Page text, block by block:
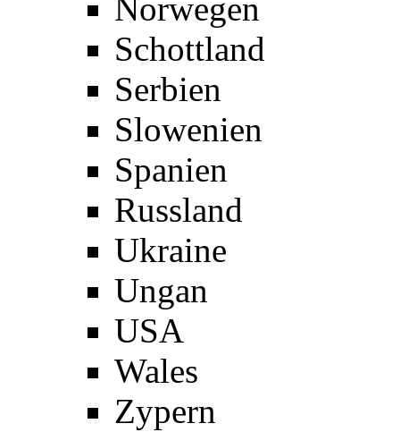
Norwegen
Schottland
Serbien
Slowenien
Spanien
Russland
Ukraine
Ungan
USA
Wales
Zypern